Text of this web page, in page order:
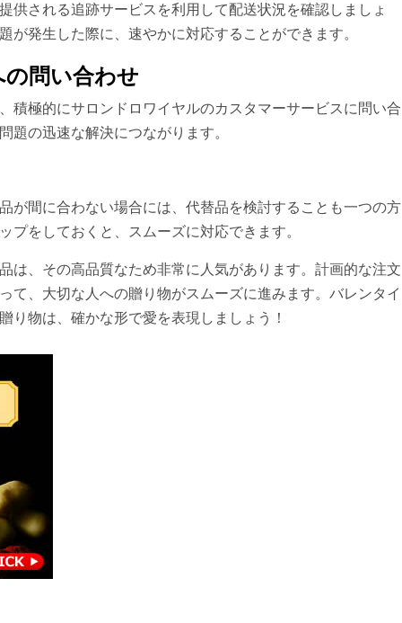
供される追跡サービスを利用して配送状況を確認しましょ
が発生した際に、速やかに対応することができます。
問い合わせ
積極的にサロンドロワイヤルのカスタマーサービスに問い合
題の迅速な解決につながります。
が間に合わない場合には、代替品を検討することも一つの方
プをしておくと、スムーズに対応できます。
は、その高品質なため非常に人気があります。計画的な注文
て、大切な人への贈り物がスムーズに進みます。バレンタイ
り物は、確かな形で愛を表現しましょう！